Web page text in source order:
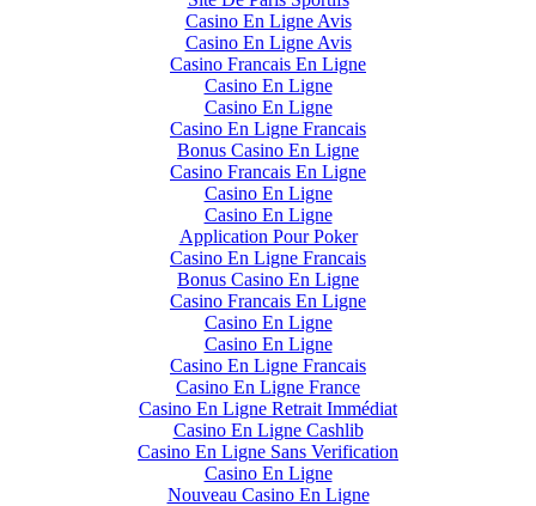
Casino En Ligne Avis
Casino En Ligne Avis
Casino Francais En Ligne
Casino En Ligne
Casino En Ligne
Casino En Ligne Francais
Bonus Casino En Ligne
Casino Francais En Ligne
Casino En Ligne
Casino En Ligne
Application Pour Poker
Casino En Ligne Francais
Bonus Casino En Ligne
Casino Francais En Ligne
Casino En Ligne
Casino En Ligne
Casino En Ligne Francais
Casino En Ligne France
Casino En Ligne Retrait Immédiat
Casino En Ligne Cashlib
Casino En Ligne Sans Verification
Casino En Ligne
Nouveau Casino En Ligne